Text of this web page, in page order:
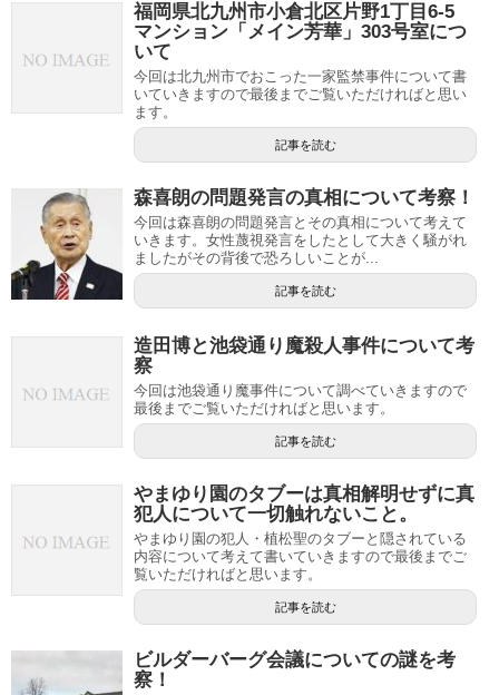
福岡県北九州市小倉北区片野1丁目6-5
マンション「メイン芳華」303号室につ
いて
今回は北九州市でおこった一家監禁事件について書
いていきますので最後までご覧いただければと思い
ます。
記事を読む
森喜朗の問題発言の真相について考察！
今回は森喜朗の問題発言とその真相について考えて
いきます。女性蔑視発言をしたとして大きく騒がれ
ましたがその背後で恐ろしいことが...
記事を読む
造田博と池袋通り魔殺人事件について考
察
今回は池袋通り魔事件について調べていきますので
最後までご覧いただければと思います。
記事を読む
やまゆり園のタブーは真相解明せずに真
犯人について一切触れないこと。
やまゆり園の犯人・植松聖のタブーと隠されている
内容について考えて書いていきますので最後までご
覧いただければと思います。
記事を読む
ビルダーバーグ会議についての謎を考
察！